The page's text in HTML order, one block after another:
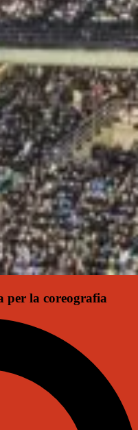
per la coreografia